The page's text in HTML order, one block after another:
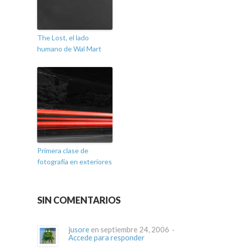
The Lost, el lado
humano de Wal Mart
Primera clase de
fotografía en exteriores
SIN COMENTARIOS
jusore
en septiembre 24, 2006 ·
Accede para responder